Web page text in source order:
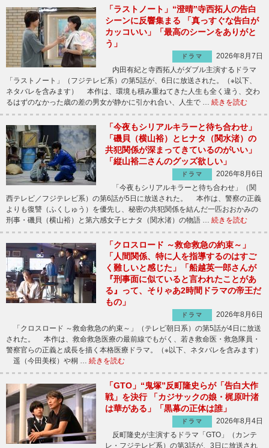
「ラストノート」“澄晴”寺西拓人の告白
シーンに反響集まる 「真っすぐな告白が
カッコいい」「最高のシーンをありがと
う」
ドラマ
2026年8月7日
内田有紀と寺西拓人がダブル主演するドラマ
「ラストノート」（フジテレビ系）の第5話が、6日に放送された。（※以下、
ネタバレを含みます） 本作は、環境も積み重ねてきた人生も全く違う、交わ
るはずのなかった歳の差の男女が静かに引かれ合い、人生で … 続きを読む
「今夜もシリアルキラーと待ち合わせ」
「磯貝（横山裕）とヒナタ（関水渚）の
共犯関係が深まってきているのがいい」
「縦山裕二さんのグッズ欲しい」
ドラマ
2026年8月6日
「今夜もシリアルキラーと待ち合わせ」（関
西テレビ／フジテレビ系）の第6話が5日に放送された。 本作は、警察の正義
よりも復讐（ふくしゅう）を優先し、秘密の共犯関係を結んだ一匹おおかみの
刑事・磯貝（横山裕）と第六感女子ヒナタ（関水渚）の物語 … 続きを読む
「クロスロード ～救命救急の約束～」
「人間関係、特に人を指導するのはすご
く難しいと感じた」「船越英一郎さんが
『刑事面に似ていると言われたことがあ
る』って、そりゃあ2時間ドラマの帝王だ
もの」
ドラマ
2026年8月6日
「クロスロード ～救命救急の約束～」（テレビ朝日系）の第5話が4日に放送
された。 本作は、救命救急医療の最前線でもがく、若き救命医・救急隊員・
警察官らの正義と成長を描く本格医療ドラマ。（※以下、ネタバレを含みます）
遥（今田美桜）や桐 … 続きを読む
「GTO」“鬼塚”反町隆史らが「告白大作
戦」を決行 「カジサックの娘・梶原叶渚
は華がある」「黒幕の正体は誰」
ドラマ
2026年8月4日
反町隆史が主演するドラマ「GTO」（カンテ
レ・フジテレビ系）の第3話が、3日に放送され